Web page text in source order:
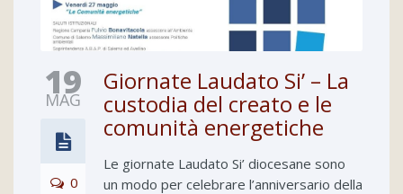
19
MAG
0
Giornate Laudato Si’ – La
custodia del creato e le
comunità energetiche
Le giornate Laudato Si’ diocesane sono
un modo per celebrare l’anniversario della